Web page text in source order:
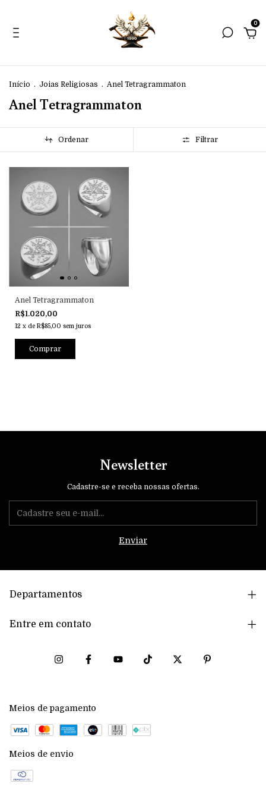
0
Início . Joias Religiosas . Anel Tetragrammaton
Anel Tetragrammaton
Ordenar Filtrar
Anel Tetragrammaton
R$1.020,00
12 x de R$85,00 sem juros
Comprar
Newsletter
Cadastre-se e receba nossas ofertas.
Departamentos
Entre em contato
Meios de pagamento
Meios de envio